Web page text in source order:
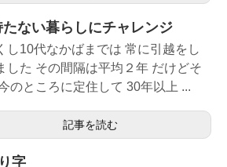
ない暮らしにチャレンジ
し10代なかばまでは 常に引越をし
した その間隔は平均２年 だけどそ
のところに定住して 30年以上 ...
記事を読む
字